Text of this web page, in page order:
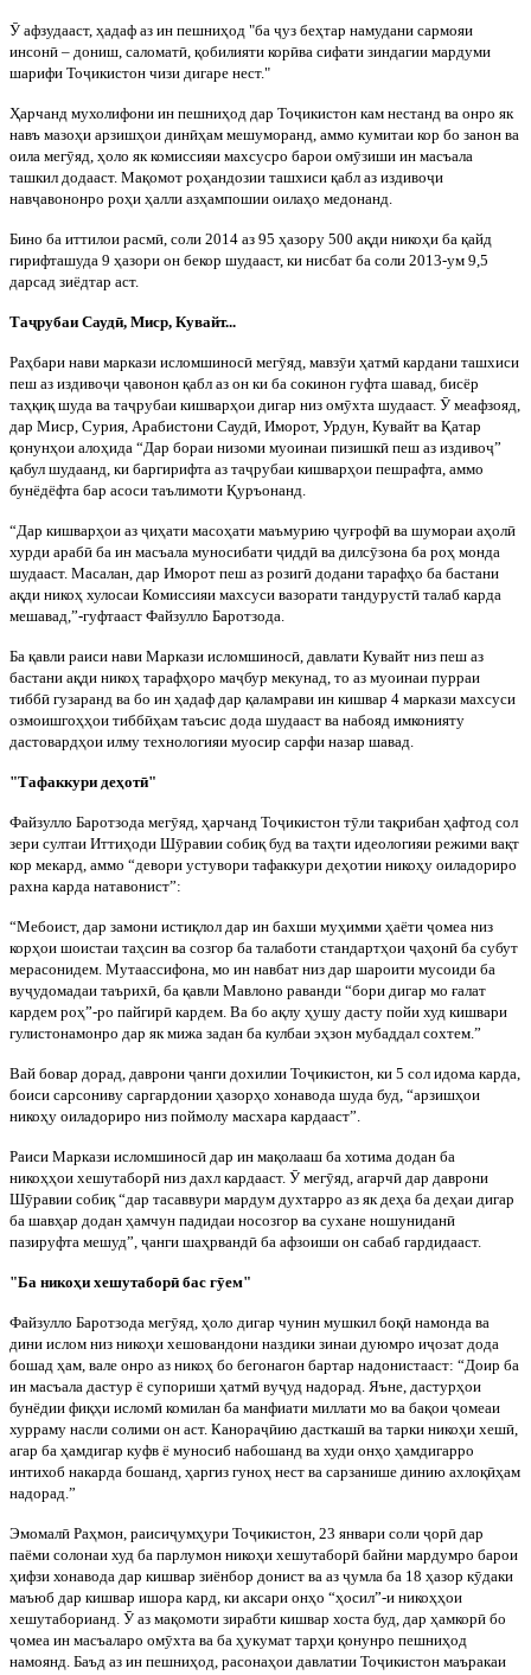
Ӯ афзудааст, ҳадаф аз ин пешниҳод "ба ҷуз беҳтар намудани сармояи
инсонӣ – дониш, саломатӣ қобилияти корӣва сифати зиндагии мардуми
шарифи Тоҷикистон чизи дигаре нест."
Ҳарчанд мухолифони ин пешниҳод дар Тоҷикистон кам нестанд ва онро як
навъ мазоҳи арзишҳои динӣҳам мешуморанд, аммо кумитаи кор бо занон ва
оила мегӯяд, ҳоло як комиссияи махсусро барои омӯзиши ин масъала
ташкил додааст. Мақомот роҳандозии ташхиси қабл аз издивоҷи
навҷавононро роҳи ҳалли азҳампошии оилаҳо медонанд.
Бино ба иттилои расмӣ , соли 2014 аз 95 ҳазору 500 ақди никоҳи ба қайд
гирифташуда 9 ҳазори он бекор шудааст, ки нисбат ба соли 2013-ум 9,5
дарсад зиёдтар аст.
Таҷрубаи Саудӣ, Миср, Кувайт...
Раҳбари нави маркази исломшиносӣ мегӯяд, мавзӯи ҳатмӣ кардани ташхиси
пеш аз издивоҷи ҷавонон қабл аз он ки ба сокинон гуфта шавад, бисёр
таҳқиқ шуда ва таҷрубаи кишварҳои дигар низ омӯхта шудааст. Ӯ меафзояд,
дар Миср, Сурия, Арабистони Саудӣ , Иморот, Урдун, Кувайт ва Қатар
қонунҳои алоҳида “Дар бораи низоми муоинаи пизишкӣ пеш аз издивоҷ”
қабул шудаанд, ки баргирифта аз таҷрубаи кишварҳои пешрафта, аммо
бунёдёфта бар асоси таълимоти Қуръонанд
“Дар кишварҳои аз ҷиҳати масоҳати маъмурию ҷуғрофӣ ва шумораи аҳолӣ
хурди арабӣ ба ин масъала муносибати ҷиддӣ ва дилсӯзона ба роҳ монда
шудааст. Масалан, дар Иморот пеш аз розигӣ додани тарафҳо ба бастани
ақди никоҳ хулосаи Комиссияи махсуси вазорати тандурустӣ талаб карда
мешавад,”-гуфтааст Файзулло Баротзода.
Ба қавли раиси нави Маркази исломшиносӣ , давлати Кувайт низ пеш аз
бастани ақди никоҳ тарафҳоро маҷбур мекунад, то аз муоинаи пурраи
тиббӣ гузаранд ва бо ин ҳадаф дар қаламрави ин кишвар 4 маркази махсуси
озмоишгоҳҳои тиббӣҳам таъсис дода шудааст ва набояд имконияту
дастовардҳои илму технологияи муосир сарфи назар шавад.
"Тафаккури деҳотӣ"
Файзулло Баротзода мегӯяд, ҳарчанд Тоҷикистон тӯли тақрибан ҳафтод сол
зери султаи Иттиҳоди Шӯравии собиқ буд ва таҳти идеологияи режими вақт
кор мекард, аммо “девори устувори тафаккури деҳотии никоҳу оиладориро
рахна карда натавонист”:
“Мебоист, дар замони истиқлол дар ин бахши муҳимми ҳаёти ҷомеа низ
корҳои шоистаи таҳсин ва созгор ба талаботи стандартҳои ҷаҳонӣ ба субут
мерасонидем. Мутаассифона, мо ин навбат низ дар шароити мусоиди ба
вуҷудомадаи таърихӣ , ба қавли Мавлоно раванди “бори дигар мо ғалат
кардем роҳ”-ро пайгирӣ кардем. Ва бо ақлу ҳушу дасту пойи худ кишвари
гулистонамонро дар як мижа задан ба кулбаи эҳзон мубаддал сохтем.”
Вай бовар дорад, даврони ҷанги дохилии Тоҷикистон, ки 5 сол идома карда,
боиси сарсониву саргардонии ҳазорҳо хонавода шуда буд, “арзишҳои
никоҳу оиладориро низ поймолу масхара кардааст”.
Раиси Маркази исломшиносӣ дар ин мақолааш ба хотима додан ба
никоҳҳои хешутаборӣ низ дахл кардааст. Ӯ мегӯяд, агарчӣ дар даврони
Шӯравии собиқ “дар тасаввури мардум духтарро аз як деҳа ба деҳаи дигар
ба шавҳар додан ҳамчун падидаи носозгор ва сухане ношуниданӣ
пазируфта мешуд”, ҷанги шаҳрвандӣ ба афзоиши он сабаб гардидааст.
"Ба никоҳи хешутаборӣ бас гӯем"
Файзулло Баротзода мегӯяд, ҳоло дигар чунин мушкил боқӣ намонда ва
дини ислом низ никоҳи хешовандони наздики зинаи дуюмро иҷозат дода
бошад ҳам, вале онро аз никоҳ бо бегонагон бартар надонистааст: “Доир ба
ин масъала дастур ё супориши ҳатмӣ вуҷуд надорад. Яъне, дастурҳои
бунёдии фиқҳи исломӣ комилан ба манфиати миллати мо ва бақои ҷомеаи
хурраму насли солими он аст. Канораҷӣию дасткашӣ ва тарки никоҳи хешӣ
агар ба ҳамдигар куфв ё муносиб набошанд ва худи онҳо ҳамдигарро
интихоб накарда бошанд, ҳаргиз гуноҳ нест ва сарзанише динию ахлоқӣҳам
надорад.”
Эмомалӣ Раҳмон, раисиҷумҳури Тоҷикистон, 23 январи соли ҷорӣ дар
паёми солонаи худ ба парлумон никоҳи хешутаборӣ байни мардумро барои
ҳифзи хонавода дар кишвар зиёнбор донист ва аз ҷумла ба 18 ҳазор кӯдаки
маъюб дар кишвар ишора кард, ки аксари онҳо “ҳосил”-и никоҳҳои
хешутаборианд. Ӯ аз мақомоти зирабти кишвар хоста буд, дар ҳамкорӣ бо
ҷомеа ин масъаларо омӯхта ва ба ҳукумат тарҳи қонунро пешниҳод
намоянд. Баъд аз ин пешниҳод , расонаҳои давлатии Тоҷикистон маъракаи